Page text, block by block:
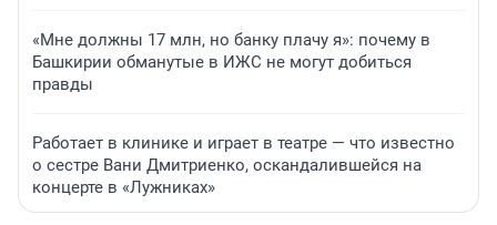
«Мне должны 17 млн, но банку плачу я»: почему в
Башкирии обманутые в ИЖС не могут добиться
правды
Работает в клинике и играет в театре — что известно
о сестре Вани Дмитриенко, оскандалившейся на
концерте в «Лужниках»